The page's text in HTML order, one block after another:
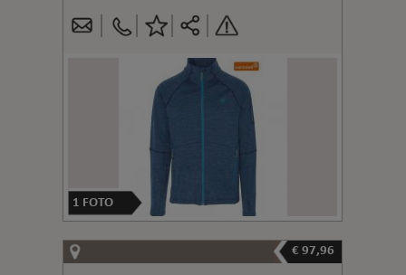
1 FOTO
€ 97,96